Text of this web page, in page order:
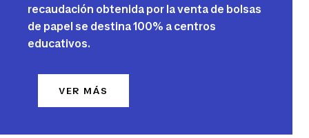
recaudación obtenida por la venta de bolsas
de papel se destina 100% a centros
educativos.
VER MÁS